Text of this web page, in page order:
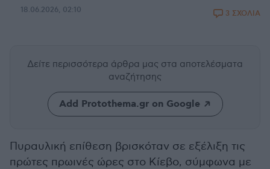
18.06.2026, 02:10 3 ΣΧΟΛΙΑ
Δείτε περισσότερα άρθρα μας στα αποτελέσματα
αναζήτησης
Add Protothema.gr on Google
Πυραυλική επίθεση βρισκόταν σε εξέλιξη τις
πρώτες πρωινές ώρες στο Κίεβο, σύμφωνα με